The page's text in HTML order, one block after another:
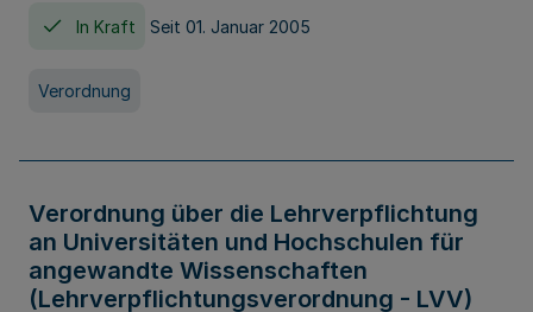
In Kraft Seit 01. Januar 2005
Verordnung
Verordnung über die Lehrverpflichtung
an Universitäten und Hochschulen für
angewandte Wissenschaften
(Lehrverpflichtungsverordnung - LVV)